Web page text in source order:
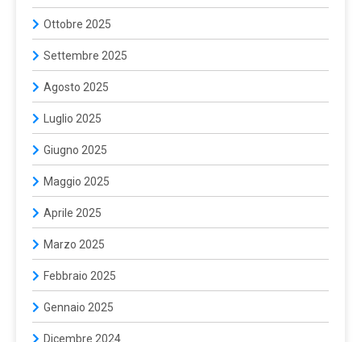
Ottobre 2025
Settembre 2025
Agosto 2025
Luglio 2025
Giugno 2025
Maggio 2025
Aprile 2025
Marzo 2025
Febbraio 2025
Gennaio 2025
Dicembre 2024